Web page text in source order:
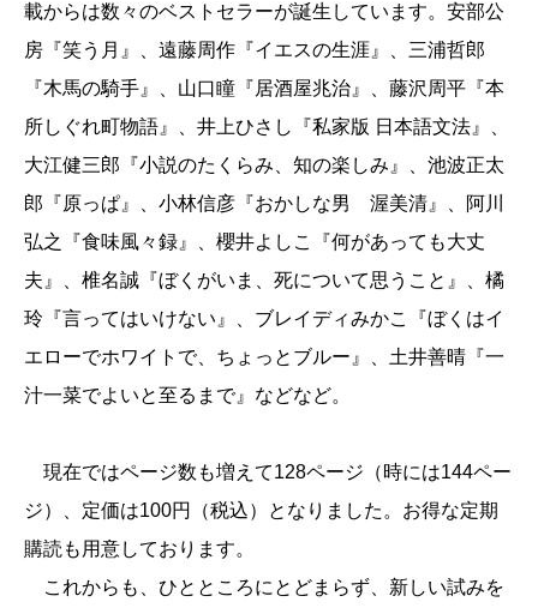
載からは数々のベストセラーが誕生しています。安部公
房『笑う月』、遠藤周作『イエスの生涯』、三浦哲郎
『木馬の騎手』、山口瞳『居酒屋兆治』、藤沢周平『本
所しぐれ町物語』、井上ひさし『私家版 日本語文法』、
大江健三郎『小説のたくらみ、知の楽しみ』、池波正太
郎『原っぱ』、小林信彦『おかしな男 渥美清』、阿川
弘之『食味風々録』、櫻井よしこ『何があっても大丈
夫』、椎名誠『ぼくがいま、死について思うこと』、橘
玲『言ってはいけない』、ブレイディみかこ『ぼくはイ
エローでホワイトで、ちょっとブルー』、土井善晴『一
汁一菜でよいと至るまで』などなど。
現在ではページ数も増えて128ページ（時には144ペー
ジ）、定価は100円（税込）となりました。お得な定期
購読も用意しております。
これからも、ひとところにとどまらず、新しい試みを